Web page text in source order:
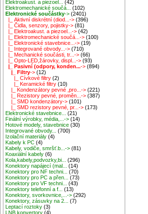
Elektroakust. a piezoel...
(42)
Elektromechanické součá...
(102)
Elektronické součástky-> (2401)
|_ Aktivní diskrétní (diod...-> (396)
|_ Čidla, senzory, pojistky-> (81)
|_ Elektroakust. a piezoel...-> (42)
|_ Elektromechanické součá...-> (100)
|_ Elektronické stavebnice...-> (19)
|_ Integrované obvody...-> (710)
|_ Mechanické součásti, tr...-> (66)
|_ Opto-LED,žárovky, displ...-> (93)
|_ Pasivní (odpory, konden...-> (894)
|_ Filtry-> (12)
|_ Cívkové filtry (2)
|_ Keramické filtry (10)
|_ Kondenzátory pevné ,pro...-> (221)
|_ Rezistory pevné, proměn...-> (387)
|_ SMD kondenzátory-> (101)
|_ SMD rezistory pevné, pr...-> (173)
Elektronické stavebnice...
(21)
Finální výrobky, média,...-> (14)
Hotové modely, stavebnice (30)
Integrované obvody...
(700)
Izolační materiály (4)
Kabely k PC (4)
Kabely, vodiče, smršť.b...-> (81)
Koaxiální kabely (6)
Kola,kabely,podvozky,bi...
(296)
Konektory napájecí (mal...
(14)
Konektory pro NF techni...
(70)
Konektory pro PC a přen...
(73)
Konektory pro VF techni...
(43)
Konektory telefonní a f...
(13)
Konektory, svorkovnice,...-> (292)
Konektory, zásuvky na 2...
(7)
Leptací roztoky (3)
LNB konvertory (4)